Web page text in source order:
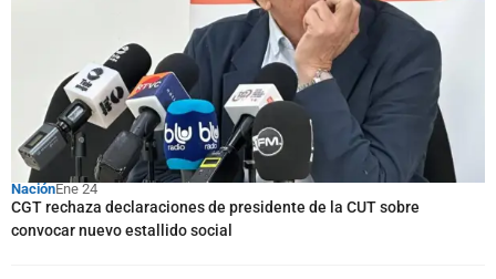
NaciónEne 24
CGT rechaza declaraciones de presidente de la CUT sobre
convocar nuevo estallido social